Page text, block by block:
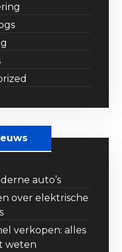
auto’s
over elektrische
verkopen: alles
weten